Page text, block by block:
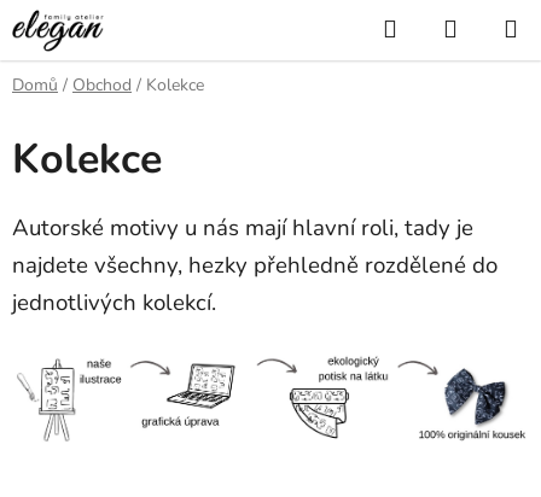
Přejít
na
obsah
Hledat
KOŠÍK
Domů / Obchod / Kolekce
Kolekce
Autorské motivy u nás mají hlavní roli, tady je
najdete všechny, hezky přehledně rozdělené do
jednotlivých kolekcí.